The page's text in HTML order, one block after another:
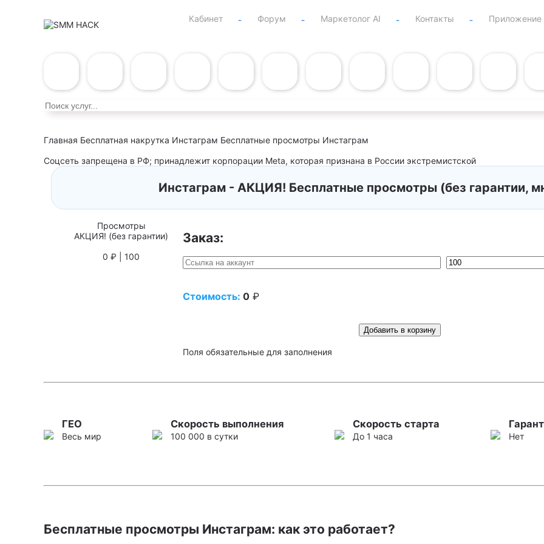
Кабинет Форум Маркетолог AI Контакты Приложение
Главная Бесплатная накрутка Инстаграм Бесплатные просмотры Инстаграм
Соцсеть запрещена в РФ; принадлежит корпорации Meta, которая признана в России экстремистской
Инстаграм - АКЦИЯ! Бесплатные просмотры (без гарантии,
Просмотры
АКЦИЯ! (без гарантии)
0 ₽ | 100
Заказ:
Стоимость: 0 ₽
Добавить в корзину
Поля обязательные для заполнения
ГЕО
Весь мир
Скорость выполнения
100 000 в сутки
Скорость старта
До 1 часа Нет
Бесплатные просмотры Инстаграм: как это работает?